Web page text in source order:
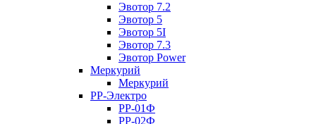
Эвотор 7.2
Эвотор 5
Эвотор 5I
Эвотор 7.3
Эвотор Power
Меркурий
Меркурий
РР-Электро
РР-01Ф
РР-02Ф